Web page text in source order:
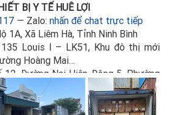
BỊ Y TẾ HUÊ LỢI
— Zalo: nhấn để chat trực tiếp
1A, Xã Liêm Hà, Tỉnh Ninh Bình
Louis I – LK51, Khu đô thị mới
Hoàng Mai
12, Đường Nại Hiên Đông 5, Phường
449/55, Đường Trường Chinh,